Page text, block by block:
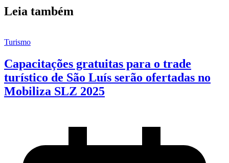
Leia também
Turismo
Capacitações gratuitas para o trade
turístico de São Luís serão ofertadas no
Mobiliza SLZ 2025